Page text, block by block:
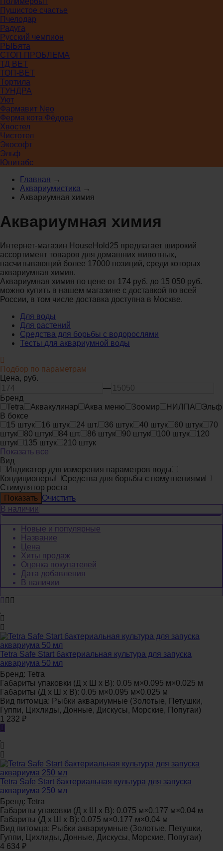
Пушистое счастье
Пчелодар
Радуга
Русский чемпион
РЫБята
СТОП ПРОБЛЕМА
ТД ВЕТ
ТОП-ВЕТ
Тортила
ТУНДРА
Уют
Фармавит Neo
Ферма кота Фёдора
Хвостел
Чистотел
Экософт
Эльф
Юнитабс
Главная →
Аквариумистика →
Аквариумная химия
Аквариумная химия
Интернет-магазин HouseHold25 предлагает широкий
ассортимент товаров для домашних животных,
насчитывающий более 17000 позиций, среди которых
аквариумная химия.
Аквариумная химия по цене от 174 руб. до 15 050 руб.
можно купить в нашем магазине с доставкой по всей
России, в том числе доставка доступна в Москве.
Для воды
Для растений
Средства для борьбы с водорослями
Тесты для аквариумной воды
Подбор по параметрам
Цена, руб.
—
Бренд
Tetra
Аквакулинар Аква меню Зоомир НИЛПА
Эльф
В боксе
15 штук
16 штук 24 шт. 36 штук 40 штук 60 штук
70
штук
80 штук 84 шт. 86 штук 90 штук 100 штук
120
штук
135 штук
210 штук
Показать все
Вид
Индикатор для измерения параметров воды
Кондиционеры
Средства для борьбы с помутнениями
Стимулятор роста
Очистить
В наличии
Новые и популярные
Название
Цена
Хиты продаж
Оценка покупателей
Дата добавления
В наличии
Tetra Safe Start бактериальная культура для запуска
аквариума 50 мл
Бренд: Tetra
Габариты упаковки (Д х Ш х В): 0.05 м×0.095 м×0.025 м
Габариты (Д х Ш х В): 0.05 м×0.095 м×0.025 м
Вид питомца: Рыбки аквариумные (Золотые, Петушки,
Гуппи, Цихлиды, Донные, Дискусы, Морские, Попугаи)
1 232 ₽
Tetra Safe Start бактериальная культура для запуска
аквариума 250 мл
Бренд: Tetra
Габариты упаковки (Д х Ш х В): 0.075 м×0.177 м×0.04 м
Габариты (Д х Ш х В): 0.075 м×0.177 м×0.04 м
Вид питомца: Рыбки аквариумные (Золотые, Петушки,
Гуппи, Цихлиды, Донные, Дискусы, Морские, Попугаи)
4 634 ₽